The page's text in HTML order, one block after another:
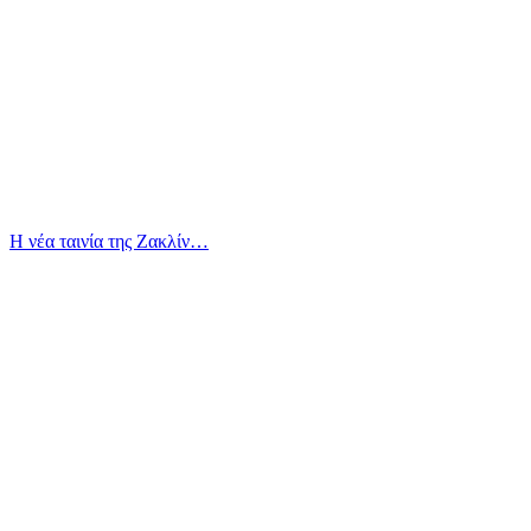
Η νέα ταινία της Ζακλίν…